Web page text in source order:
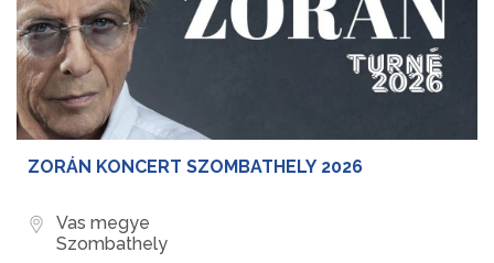
ZORÁN KONCERT SZOMBATHELY 2026
Vas megye
Szombathely